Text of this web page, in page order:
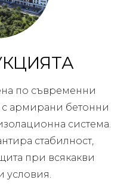
по съвременни
армирани бетонни
система.
стабилност,
при всякакви
условия.